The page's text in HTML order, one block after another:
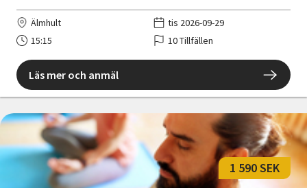
Älmhult
tis 2026-09-29
15:15
10 Tillfällen
Läs mer och anmäl
1 590 SEK